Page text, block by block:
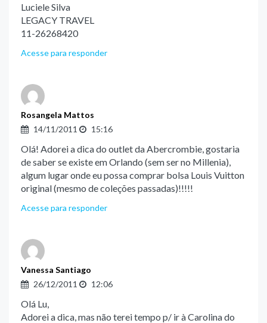
Luciele Silva
LEGACY TRAVEL
11-26268420
Acesse para responder
Rosangela Mattos
14/11/2011
15:16
Olá! Adorei a dica do outlet da Abercrombie, gostaria
de saber se existe em Orlando (sem ser no Millenia),
algum lugar onde eu possa comprar bolsa Louis Vuitton
original (mesmo de coleções passadas)!!!!!
Acesse para responder
Vanessa Santiago
26/12/2011
12:06
Olá Lu,
Adorei a dica, mas não terei tempo p/ ir à Carolina do